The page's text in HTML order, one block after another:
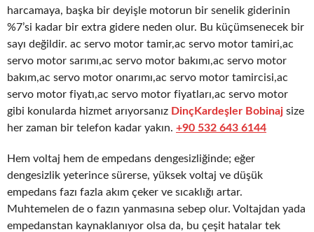
harcamaya, başka bir deyişle motorun bir senelik giderinin
%7’si kadar bir extra gidere neden olur. Bu küçümsenecek bir
sayı değildir. ac servo motor tamir,ac servo motor tamiri,ac
servo motor sarımı,ac servo motor bakımı,ac servo motor
bakım,ac servo motor onarımı,ac servo motor tamircisi,ac
servo motor fiyatı,ac servo motor fiyatları,ac servo motor
gibi konularda hizmet arıyorsanız DinçKardeşler Bobinaj size
her zaman bir telefon kadar yakın. +90 532 643 6144
Hem voltaj hem de empedans dengesizliğinde; eğer
dengesizlik yeterince sürerse, yüksek voltaj ve düşük
empedans fazı fazla akım çeker ve sıcaklığı artar.
Muhtemelen de o fazın yanmasına sebep olur. Voltajdan yada
empedanstan kaynaklanıyor olsa da, bu çeşit hatalar tek